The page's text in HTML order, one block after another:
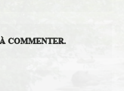
COMMENTER.